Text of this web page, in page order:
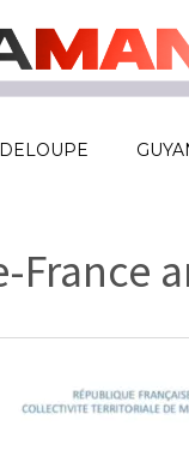
France